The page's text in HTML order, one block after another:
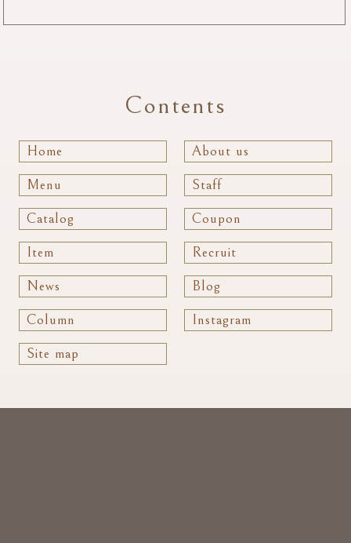
Contents
Home About us
Menu Staff
Catalog Coupon
Item Recruit
News Blog
Column Instagram
Site map